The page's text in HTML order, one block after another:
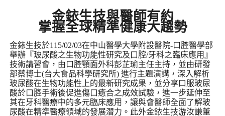
金銥生技與醫師有約
掌握全球精準健康大趨勢
金銥生技於115/02/03在中山醫學大學附設醫院-口腔醫學部
舉辦『玻尿酸之生物功能性研究及口腔/牙科之臨床應用』
技術講習會，由口腔顎面外科彭芷瑜主任主持，並由研發
部蔡博士(台大食品科學研究所) 進行主題演講，深入解析
玻尿酸在生物功能性上的最新研究成果，並分享口服玻尿
酸於口腔手術後促進傷口癒合之成效試驗，進一步延伸至
其在牙科醫療中的多元臨床應用，讓與會醫師全面了解玻
尿酸在精準醫療領域的發展潛力。此外金銥生技游汝謙董